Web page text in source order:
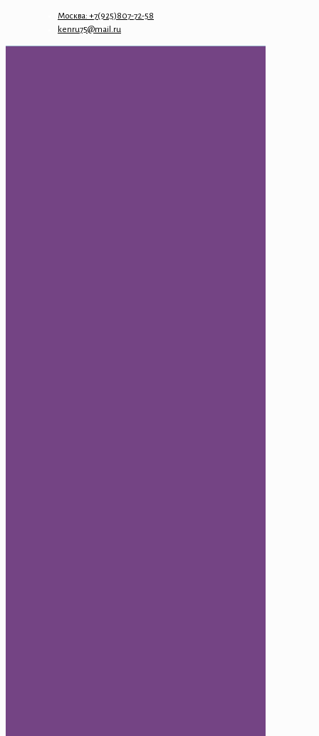
Москва: +7(925)807-72-58
kenru75@mail.ru